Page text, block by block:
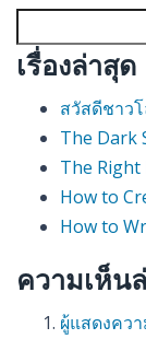
เรื่องล่าสุด
สวัสดีชาวโ
The Dark
The Right
How to
How to
ความเห็น
ผู้แสดงควา